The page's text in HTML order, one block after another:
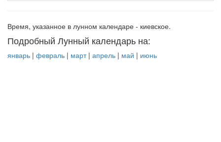
Время, указанное в лунном календаре - киевское.
Подробный Лунный календарь на:
январь | февраль | март| апрель | май | июнь